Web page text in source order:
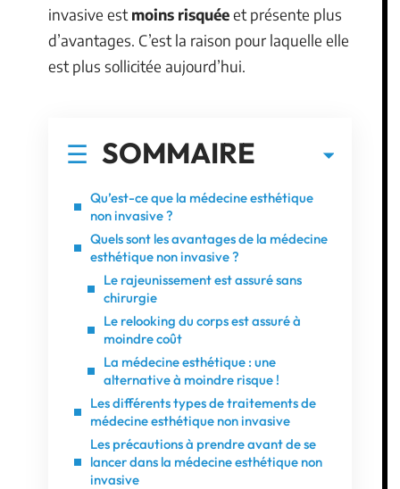
invasive est moins risquéeet présente plus
d’avantages. C’est la raison pour laquelle elle
est plus sollicitée aujourd’hui.
SOMMAIRE
Qu’est-ce que la médecine esthétique
non invasive ?
Quels sont les avantages de la médecine
esthétique non invasive ?
Le rajeunissement est assuré sans
chirurgie
Le relooking du corps est assuré à
moindre coût
La médecine esthétique : une
alternative à moindre risque !
Les différents types de traitements de
médecine esthétique non invasive
Les précautions à prendre avant de se
lancer dans la médecine esthétique non
invasive